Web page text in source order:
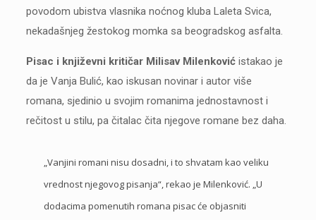
povodom ubistva vlasnika noćnog kluba Laleta Svica,
nekadašnjeg žestokog momka sa beogradskog asfalta.
Pisac i književni kritičar Milisav Milenkovićistakao je
da je Vanja Bulić, kao iskusan novinar i autor više
romana, sjedinio u svojim romanima jednostavnost i
rečitost u stilu, pa čitalac čita njegove romane bez daha.
„Vanjini romani nisu dosadni, i to shvatam kao veliku
vrednost njegovog pisanja“, rekao je Milenković. „U
dodacima pomenutih romana pisac će objasniti